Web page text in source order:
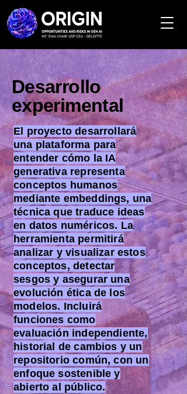
Desarrollo
experimental
El proyecto desarrollará
una plataforma para
entender cómo la IA
generativa representa
conceptos humanos
mediante embeddings, una
técnica que traduce ideas
en datos numéricos. La
herramienta permitirá
analizar y visualizar estos
conceptos, detectar
sesgos y asegurar una
evolución ética de los
modelos. Incluirá
funciones como
evaluación independiente,
historial de cambios y un
repositorio común, con un
enfoque sostenible y
abierto al público.